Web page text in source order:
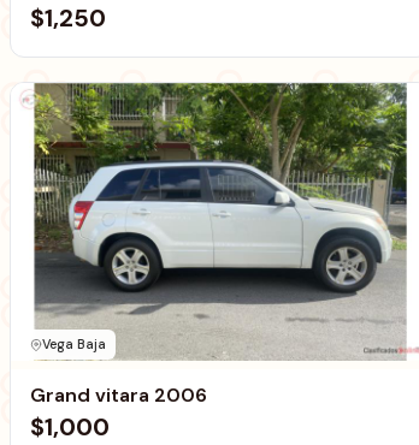
$1,250
Vega Baja
Grand vitara 2006
$1,000